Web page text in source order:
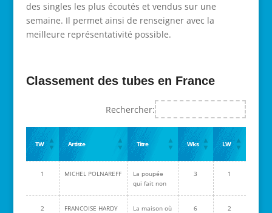
des singles les plus écoutés et vendus sur une
semaine. Il permet ainsi de renseigner avec la
meilleure représentativité possible.
Classement des tubes en France
Rechercher:
TW Artiste Titre Wks LW
1 MICHEL POLNAREFF
La poupée
qui fait non
3 1
2 FRANCOISE HARDY
La maison où
6 2